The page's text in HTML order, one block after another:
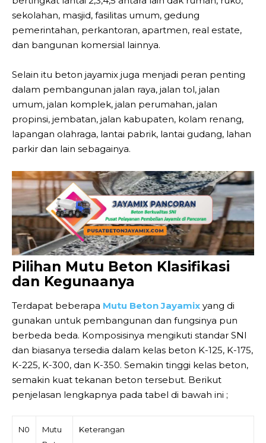
sekolahan, masjid, fasilitas umum, gedung
pemerintahan, perkantoran, apartmen, real estate,
dan bangunan komersial lainnya.
Selain itu beton jayamix juga menjadi peran penting
dalam pembangunan jalan raya, jalan tol, jalan
umum, jalan komplek, jalan perumahan, jalan
propinsi, jembatan, jalan kabupaten, kolam renang,
lapangan olahraga, lantai pabrik, lantai gudang, lahan
parkir dan lain sebagainya.
Pilihan Mutu Beton Klasifikasi
dan Kegunaanya
Terdapat beberapa Mutu Beton Jayamix yang di
gunakan untuk pembangunan dan fungsinya pun
berbeda beda. Komposisinya mengikuti standar SNI
dan biasanya tersedia dalam kelas beton K-125, K-175,
K-225, K-300, dan K-350. Semakin tinggi kelas beton,
semakin kuat tekanan beton tersebut. Berikut
penjelasan lengkapnya pada tabel di bawah ini ;
N0
Mutu
Keterangan